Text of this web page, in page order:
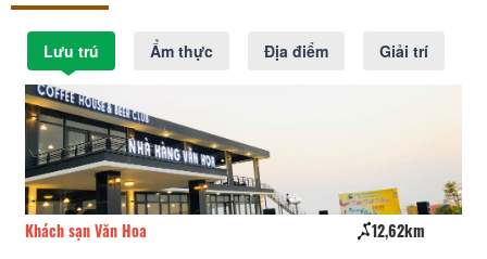
Lưu trú Ẩm thực Địa điểm Giải trí
Khách sạn Văn Hoa 12,62km